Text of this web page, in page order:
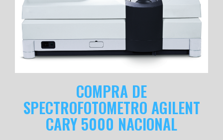
COMPRA DE
SPECTROFOTOMETRO AGILENT
CARY 5000 NACIONAL